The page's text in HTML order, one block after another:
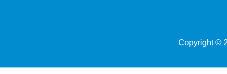
Copyright ©